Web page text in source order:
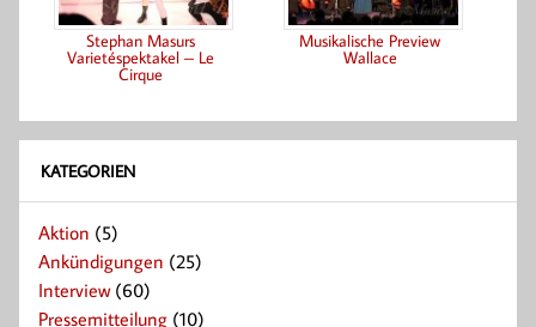
Stephan Masurs
Varietéspektakel – Le
Cirque
Musikalische Preview
Wallace
KATEGORIEN
Aktion (5)
Ankündigungen (25)
Interview(60)
Pressemitteilung (10)